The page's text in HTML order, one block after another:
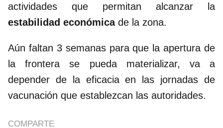
actividades que permitan alcanzar la
estabilidad económicade la zona.
Aún faltan 3 semanas para que la apertura de
la frontera se pueda materializar, va a
depender de la eficacia en las jornadas de
vacunación que establezcan las autoridades.
COMPARTE